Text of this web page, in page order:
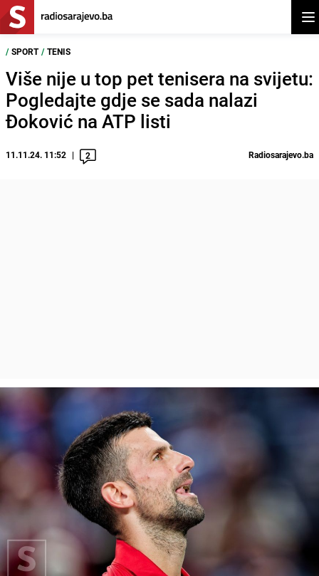
/ SPORT / TENIS
Više nije u top pet tenisera na svijetu:
Pogledajte gdje se sada nalazi
Đoković na ATP listi
11.11.24. 11:52 2 Radiosarajevo.ba